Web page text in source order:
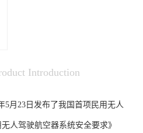
Introduction
5月23日发布了我国首项民用无人
人驾驶航空器系统安全要求》